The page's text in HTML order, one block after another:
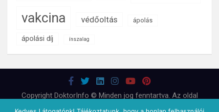
vakcina védőoltás ápolás
ápolási díj ínszalag
Copyright DoktorInfo © Minden jog fenntartva. Az oldal
tartalma nem helyettesíti az orvossal, egészségügyi